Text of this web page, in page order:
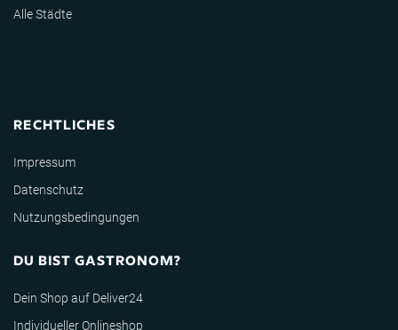
Alle Städte
RECHTLICHES
Impressum
Datenschutz
Nutzungsbedingungen
DU BIST GASTRONOM?
Dein Shop auf Deliver24
Individueller Onlineshop